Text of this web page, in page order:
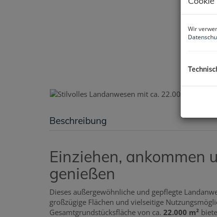
Beschreibung
Einziehen, ankommen
genießen
Dieses außergewöhnliche und gepflegte
großzügige Flächen und vielseitige
Gesamtgrundstücksfläche von ca. 22.000 m²
Wir